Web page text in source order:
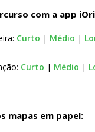
com a app
Curto | Médio |
Curto | Médio |
mapas em papel: